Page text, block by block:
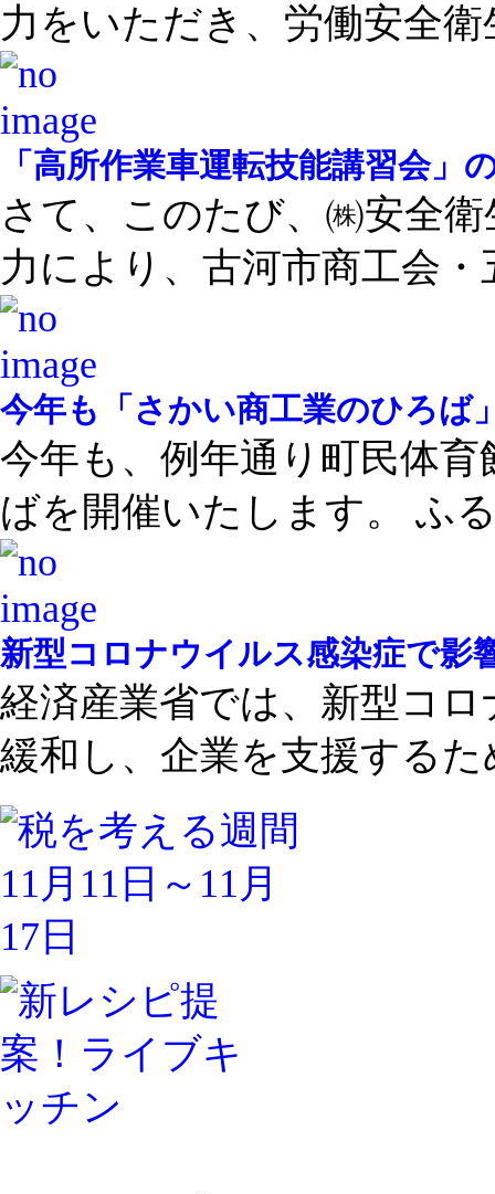
力をいただき、労働安全衛
「高所作業車運転技能講習会
さて、このたび、㈱安全
力により、古河市商工会・
今年も「さかい商工業のひろば
今年も、例年通り町民体
ばを開催いたします。 ふ
新型コロナウイルス感染症で影
経済産業省では、新型コ
緩和し、企業を支援するた